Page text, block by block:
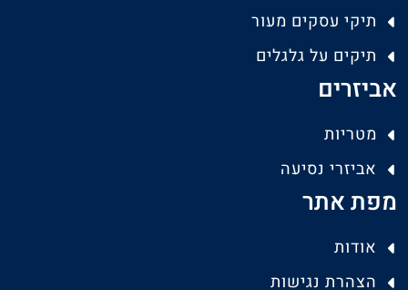
תיקי עסקים מעור
תיקים על גלגלים
אביזרים
מטריות
אביזרי נסיעה
מפת אתר
אודות
הצהרת נגישות